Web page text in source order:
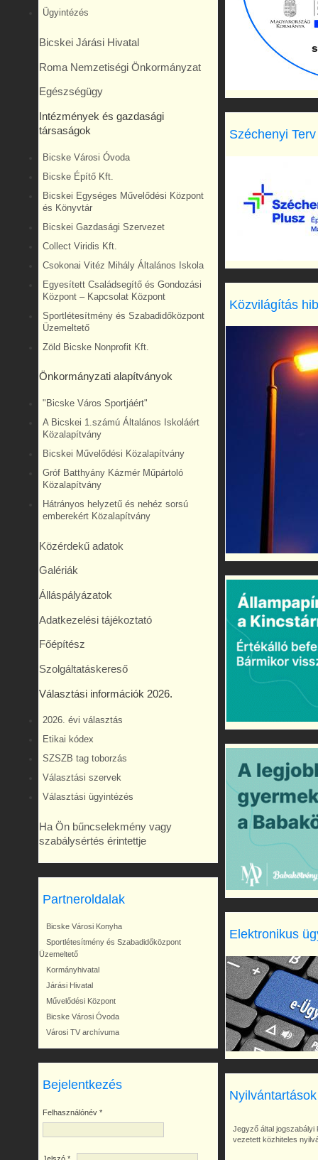
Ügyintézés
Bicskei Járási Hivatal
Roma Nemzetiségi Önkormányzat
Egészségügy
Intézmények és gazdasági
társaságok
Bicske Városi Óvoda
Bicske Építő Kft.
Bicskei Egységes Művelődési Központ
és Könyvtár
Bicskei Gazdasági Szervezet
Collect Viridis Kft.
Csokonai Vitéz Mihály Általános Iskola
Egyesített Családsegítő és Gondozási
Központ – Kapcsolat Központ
Sportlétesítmény és Szabadidőközpont
Üzemeltető
Zöld Bicske Nonprofit Kft.
Önkormányzati alapítványok
"Bicske Város Sportjáért"
A Bicskei 1.számú Általános Iskoláért
Közalapítvány
Bicskei Művelődési Közalapítvány
Gróf Batthyány Kázmér Műpártoló
Közalapítvány
Hátrányos helyzetű és nehéz sorsú
emberekért Közalapítvány
Közérdekű adatok
Galériák
Álláspályázatok
Adatkezelési tájékoztató
Főépítész
Szolgáltatáskereső
Választási információk 2026.
2026. évi választás
Etikai kódex
SZSZB tag toborzás
Választási szervek
Választási ügyintézés
Ha Ön bűncselekmény vagy
szabálysértés érintettje
Partneroldalak
Bicske Városi Konyha
Sportlétesítmény és Szabadidőközpont
Üzemeltető
Kormányhivatal
Járási Hivatal
Művelődési Központ
Bicske Városi Óvoda
Városi TV archívuma
Bejelentkezés
Felhasználónév *
Széchenyi
Közvilágítás
Elektronikus
Nyilvántartások
Jegyző által jogszabályi
vezetett közhiteles